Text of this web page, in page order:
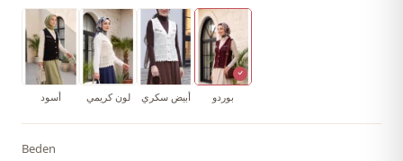
أسود لون كريمي أبيض سكري بوردو
Beden